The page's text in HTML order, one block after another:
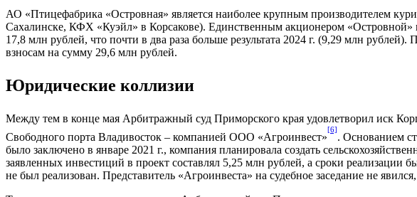
АО «Птицефабрика «Островная» является наиболее крупным производителем
Сахалинске, КФХ «Куэйл» в Корсакове). Единственным акционером «Островной»
17,8 млн рублей, что почти в два раза больше результата 2024 г. (9,29 млн
взносам на сумму 29,6 млн рублей.
Юридические коллизии
Между тем в конце мая Арбитражный суд Приморского края удовлетворил иск
Свободного порта Владивосток – компанией ООО «Агроинвест»
[6]
. Основанием
было заключено в январе 2021 г., компания планировала создать
заявленных инвестиций в проект составлял 5,25 млн рублей, а сроки реализации
не был реализован. Представитель «Агроинвеста» на судебное заседание не